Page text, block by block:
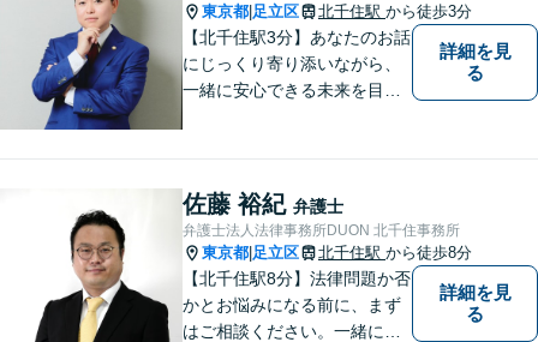
東京都 足立区 北千住駅 から徒歩3分
【北千住駅3分】あなたのお話
にじっくり寄り添いながら、
一緒に安心できる未来を目指
を目指しています。まずはお
気軽にご相談ください【丁寧
なヒアリング】【完全個室で
相談】
詳細を見
る
佐藤 裕紀 弁護士
弁護士法人法律事務所DUON 北千住事務所
東京都 足立区 北千住駅 から徒歩8分
【北千住駅8分】法律問題か否
かとお悩みになる前に、まず
はご相談ください。一緒に考
詳細を見
る